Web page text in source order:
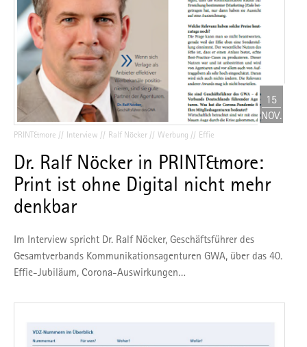
15
NOV.
PRINT&more Interview Ralf Nöcker Werbung Effie
Dr. Ralf Nöcker in PRINT&more:
Print ist ohne Digital nicht mehr
denkbar
Im Interview spricht Dr. Ralf Nöcker, Geschäftsführer des
Gesamtverbands Kommunikationsagenturen GWA, über das 40.
Effie-Jubiläum, Corona-Auswirkungen…